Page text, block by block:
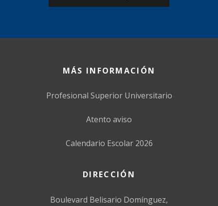
MÁS INFORMACIÓN
Profesional Superior Universitario
Atento aviso
Calendario Escolar 2026
DIRECCIÓN
Boulevard Belisario Domínguez,